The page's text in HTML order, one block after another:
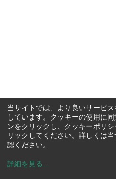
当サイトでは、より良いサービ
しています。クッキーの使用に
ンをクリックし、クッキーポリ
リックしてください。詳しくは
認ください。
詳細を見る ...